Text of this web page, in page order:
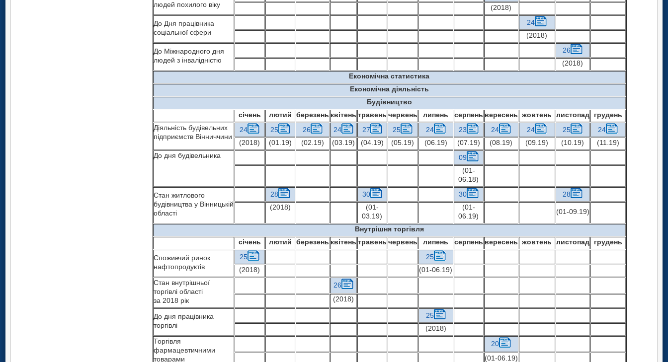
людей похилого віку
(2018)
До Дня працівника
соціальної сфери
24
(2018)
До Міжнародного дня
людей з інвалідністю
26
(2018)
Економічна статистика
Економічна діяльність
Будівництво
січень
лютий березень квітень травень червень липень серпень вересень жовтень листопад
грудень
Діяльність будівельних
підприємств Вінниччини
24 25 26 24 27 25 24 23 24 24 25
24
(2018)
(01.19) (02.19) (03.19) (04.19) (05.19) (06.19) (07.19) (08.19) (09.19) (10.19)
(11.19)
До дня будівельника
09
(01-
06.18)
Стан житлового
будівництва у Вінницькій
області
28 30 30
28
(2018)
(01-
03.19)
(01-
06.19)
(01-09.19)
Внутрішня торгівля
січень
лютий березень квітень травень червень липень серпень вересень жовтень листопад
грудень
Споживчий ринок
нафтопродуктів
25
25
(2018)
(01-06.19)
Стан внутрішньої
торгівлі області
за 2018 рік
26
(2018)
До дня працівника
торгівлі
25
(2018)
Торгівля
фармацевтичними
товарами
20
(01-06.19)